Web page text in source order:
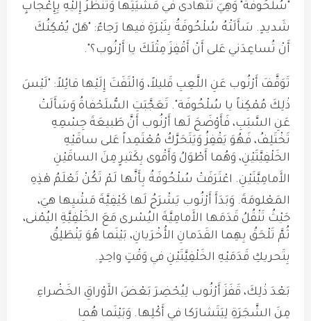
"سُلْحُوفَة" وَهِيَ تَتَهادى في مَشْيَتِها وَتَنْظُرُ إِلَيْهِ بِإِعْجابٍ
شَديدٍ. سَأَلَتْهُ سُلْحُوفَةُ بِنَبْرَةٍ فيها رَجاءٌ: "هَلْ يُمْكِنُكَ
أَنْ تُساعِدَني عَلى أَنْ أَقْفِزَ مِثْلَكَ يا أَرْنُوب؟".
تَوَقَّفَ أَرْنُوب عَنِ اللَّعِبِ قَليلاً، وَالْتَفَتَ إِلَيْها قائِلاً: "لَيْسَ
ذٰلِكَ مُمْكِناً يا سُلْحُوفَة". تَعَجَّبَتِ السُّلَحْفاةُ وَسَأَلَتْ
عَنِ السَّبَبِ، فَأَوْضَحَ لَها أَرْنُوب أَنَّ طَبيعَةَ جِسْمِهِ
تَخْتَلِفُ، فَهُوَ يَقْفِزُ وَيَتَحَرَّكُ مُعْتَمِداً عَلى ساقَيْهِ
الخَلْفِيَّتَيْنِ، وَهُما أَطْوَلُ وَأَقْوى بِكَثيرٍ مِنَ الساقَيْنِ
الأَمامِيَّتَيْنِ. اعْتَرَفَتْ سُلْحُوفَةُ بِأَنَّها لَمْ تَكُنْ تَعْلَمُ هٰذِهِ
المَعْلومَةَ. وَبَدَأَ أَرْنُوب يَشْرَحُ لَها كَيْفِيَّةَ مَشْيِها هيَ،
حَيْثُ تَنْقُلُ قَدَمَها الأَمامِيَّةَ اليُسْرى مَعَ الخَلْفِيَّةِ اليُمْنى،
ثُمَّ تَلْحَقُ بِهِما القَدَمانِ الأُخْرَيانِ، بَيْنَما هُوَ يَنْطَلِقُ
بِتَحريكِ قَدَمَيْهِ الخَلْفِيَّتَيْنِ في وَقْتٍ واحِدٍ.
بَعْدَ ذٰلِكَ، قَفَزَ أَرْنُوب لِيُحْضِرَ بَعْضَ الأَوْراقِ الخَضْراءِ
مِنَ الشَّجَرَةِ لِيَتَشارَكا في أَكْلِها. وَبَيْنَما هُما